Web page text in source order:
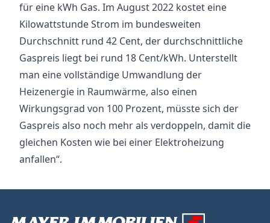
für eine kWh Gas. Im August 2022 kostet eine
Kilowattstunde Strom im bundesweiten
Durchschnitt rund 42 Cent, der durchschnittliche
Gaspreis liegt bei rund 18 Cent/kWh. Unterstellt
man eine vollständige Umwandlung der
Heizenergie in Raumwärme, also einen
Wirkungsgrad von 100 Prozent, müsste sich der
Gaspreis also noch mehr als verdoppeln, damit die
gleichen Kosten wie bei einer Elektroheizung
anfallen“.